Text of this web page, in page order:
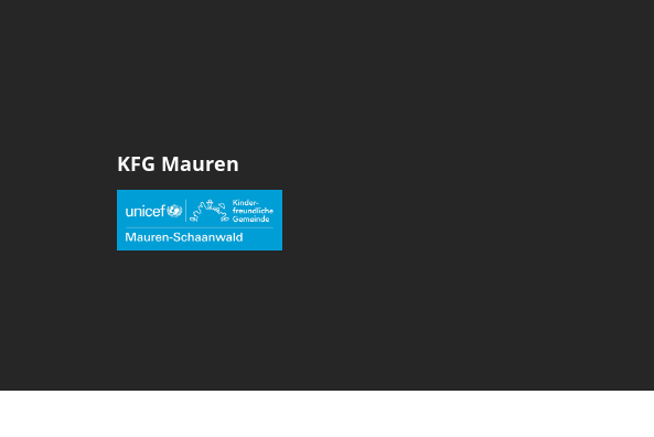
KFG Mauren